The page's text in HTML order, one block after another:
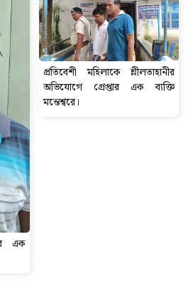
এক
প্রতিবেশী মহিলাকে শ্লীলতাহানীর
অভিযোগে গ্রেপ্তার এক ব্যক্তি
মন্তেশ্বরে।